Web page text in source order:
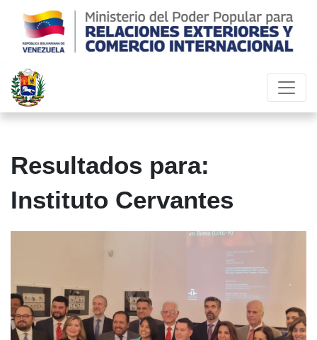
Resultados para:
Instituto Cervantes